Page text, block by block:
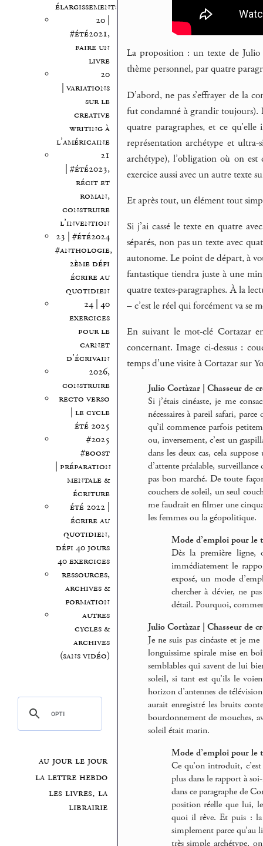
élargissements
20 |
#été2021,
faire un
livre
20
| variations
sur le
creative
writing à
l’américaine
21
| #été2023,
récit et
roman,
construire
l’invention
23 | #été2024
#anthologie,
2ème défi
écrire au
quotidien
24 | 40
exercices
pour le
carnet
d’écrivain
2026,
construire
recto verso
| le cycle
été 2025
#2025
#boost
| préparation
mentale &
écriture
été 2022 |
écrire au
quotidien,
défi 40 jours
40 exercices
ressources,
archives &
formation
autres
cycles &
archives
(sans vidéo)
au jour le jour
la lettre hebdo
les livres, la
librairie
La proposition : un texte de Julio
thème personnel, par quatre
D’abord, ne pas s’effrayer de la
fut condamné à grandir toujours).
quatre paragraphes, et ce
représentation archétype et ultra-
archétype), l’obligation où on est
exercice aussi avec un autre texte
Et après tout, un élément tout
Si j’ai cassé le texte en quatre
séparés, non pas un texte avec
autonome. Le point de départ, à
fantastique tiendra juste à une
quatre textes-paragraphes. À la
– c’est le réel qui forcément va se
En suivant le mot-clé Cortazar
concernant. Image ci-dessus :
temps d’une visite à Cortazar sur
Julio Cortàzar | Chasseur de
Si j’étais cinéaste, je me
nécessaires à pareil safari,
qu’il commence parfois
ou, inversement, c’est un
dans les deux cas, cela
d’attente préalable,
pas bon marché. De toute
couchers de soleil, un seul
me faudrait en filmer une
les femmes ou la géopolitique.
Mode d’emploi pour le
Dès la première ligne,
immédiatement le
exposé, un mode
chercher à dévier, ne
détail. Pourquoi,
Julio Cortàzar | Chasseur de
Je ne suis pas cinéaste et je
longuissime spirale mise en
semblables qui savent de lui
soleil, si tant est qu’ils le
horizon d’antennes de
aurait enregistré les bruits
bourdonnement de mouches,
soleil était marin.
Mode d’emploi pour le
Ce qu’on introduit,
plus dans le rapport à
dans ce paragraphe de
position réelle que lui,
quoi il rêve. Et puis : la
simplement parce qu’au
très simple archétype,